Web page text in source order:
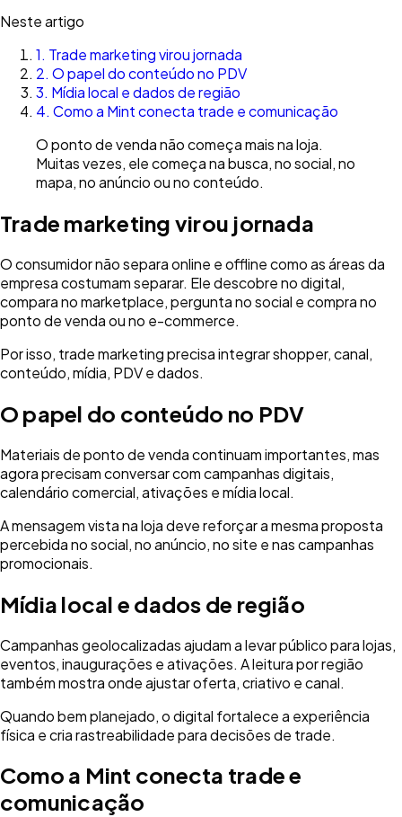
Neste artigo
1. Trade marketing virou jornada
2. O papel do conteúdo no PDV
3. Mídia local e dados de região
4. Como a Mint conecta trade e comunicação
O ponto de venda não começa mais na loja.
Muitas vezes, ele começa na busca, no social, no
mapa, no anúncio ou no conteúdo.
Trade marketing virou jornada
O consumidor não separa online e offline como as áreas da
empresa costumam separar. Ele descobre no digital,
compara no marketplace, pergunta no social e compra no
ponto de venda ou no e-commerce.
Por isso, trade marketing precisa integrar shopper, canal,
conteúdo, mídia, PDV e dados.
O papel do conteúdo no PDV
Materiais de ponto de venda continuam importantes, mas
agora precisam conversar com campanhas digitais,
calendário comercial, ativações e mídia local.
A mensagem vista na loja deve reforçar a mesma proposta
percebida no social, no anúncio, no site e nas campanhas
promocionais.
Mídia local e dados de região
Campanhas geolocalizadas ajudam a levar público para lojas,
eventos, inaugurações e ativações. A leitura por região
também mostra onde ajustar oferta, criativo e canal.
Quando bem planejado, o digital fortalece a experiência
física e cria rastreabilidade para decisões de trade.
Como a Mint conecta trade e
comunicação